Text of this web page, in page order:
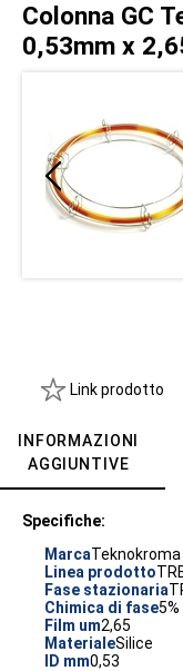
Colonna GC
0,53mm x
Link prodotto
INFORMAZIONI
AGGIUNTIVE
Specifiche:
MarcaTeknokroma
Linea prodotto
Fase stazionaria
Chimica di fase
Film um2,65
MaterialeSilice
ID mm0,53